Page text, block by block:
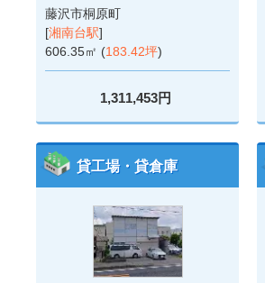
藤沢市桐原町
[湘南台駅]
606.35㎡ (183.42坪)
1,311,453円
貸工場・貸倉庫